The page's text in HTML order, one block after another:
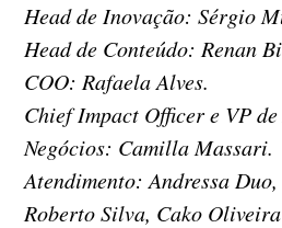
Head de Inovação: Sérgio
Head de Conteúdo: Renan
COO: Rafaela Alves.
Chief Impact Officer e VP
Negócios: Camilla Massari.
Atendimento: Andressa
Roberto Silva, Cako